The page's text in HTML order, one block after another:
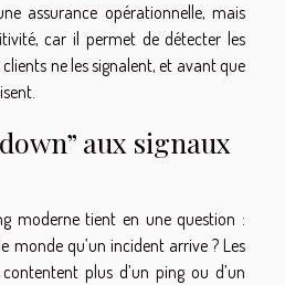
assurance opérationnelle, mais
car il permet de détecter les
ne les signalent, et avant que
aux signaux
moderne tient en une question :
qu’un incident arrive ? Les
plus d’un ping ou d’un